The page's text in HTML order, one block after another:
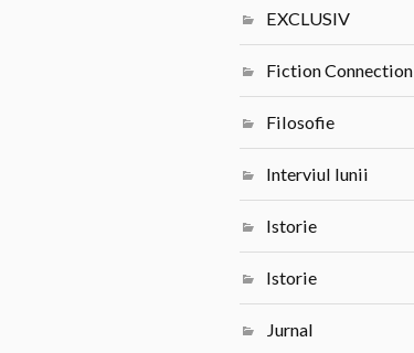
EXCLUSIV
Fiction Connection
Filosofie
Interviul lunii
Istorie
Istorie
Jurnal